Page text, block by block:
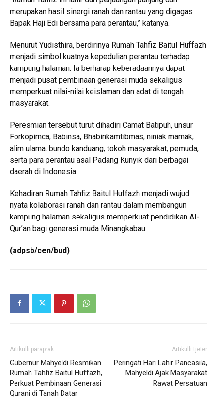
merupakan hasil sinergi ranah dan rantau yang digagas
Bapak Haji Edi bersama para perantau,” katanya.
Menurut Yudisthira, berdirinya Rumah Tahfiz Baitul Huffazh
menjadi simbol kuatnya kepedulian perantau terhadap
kampung halaman. Ia berharap keberadaannya dapat
menjadi pusat pembinaan generasi muda sekaligus
memperkuat nilai-nilai keislaman dan adat di tengah
masyarakat.
Peresmian tersebut turut dihadiri Camat Batipuh, unsur
Forkopimca, Babinsa, Bhabinkamtibmas, niniak mamak,
alim ulama, bundo kanduang, tokoh masyarakat, pemuda,
serta para perantau asal Padang Kunyik dari berbagai
daerah di Indonesia.
Kehadiran Rumah Tahfiz Baitul Huffazh menjadi wujud
nyata kolaborasi ranah dan rantau dalam membangun
kampung halaman sekaligus memperkuat pendidikan Al-
Qur’an bagi generasi muda Minangkabau.
(adpsb/cen/bud)
Artikulli paraprak
Gubernur Mahyeldi Resmikan
Rumah Tahfiz Baitul Huffazh,
Perkuat Pembinaan Generasi
Qurani di Tanah Datar
Artikulli tjetër
Peringati Hari Lahir Pancasila,
Mahyeldi Ajak Masyarakat
Rawat Persatuan